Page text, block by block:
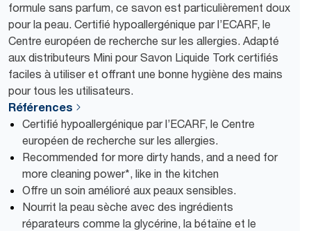
formule sans parfum, ce savon est particulièrement doux
pour la peau. Certifié hypoallergénique par l’ECARF, le
Centre européen de recherche sur les allergies. Adapté
aux distributeurs Mini pour Savon Liquide Tork certifiés
faciles à utiliser et offrant une bonne hygiène des mains
pour tous les utilisateurs.
Références
Certifié hypoallergénique par l’ECARF, le Centre
européen de recherche sur les allergies.
Recommended for more dirty hands, and a need for
more cleaning power*, like in the kitchen
Offre un soin amélioré aux peaux sensibles.
Nourrit la peau sèche avec des ingrédients
réparateurs comme la glycérine, la bétaïne et le